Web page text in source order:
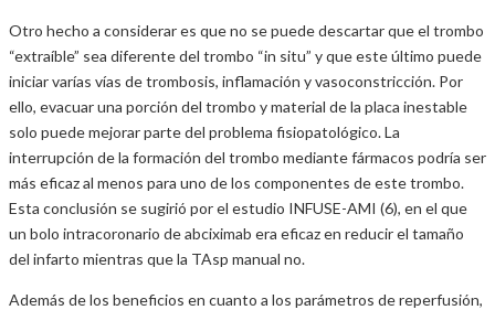
Otro hecho a considerar es que no se puede descartar que el trombo
“extraíble” sea diferente del trombo “in situ” y que este último puede
iniciar varías vías de trombosis, inflamación y vasoconstricción. Por
ello, evacuar una porción del trombo y material de la placa inestable
solo puede mejorar parte del problema fisiopatológico. La
interrupción de la formación del trombo mediante fármacos podría ser
más eficaz al menos para uno de los componentes de este trombo.
Esta conclusión se sugirió por el estudio INFUSE-AMI (6), en el que
un bolo intracoronario de abciximab era eficaz en reducir el tamaño
del infarto mientras que la TAsp manual no.
Además de los beneficios en cuanto a los parámetros de reperfusión,